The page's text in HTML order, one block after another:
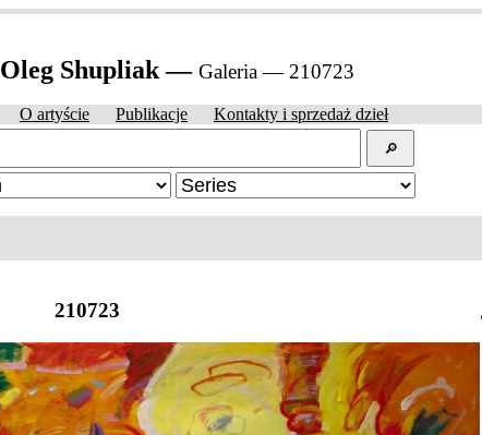
Oleg Shupliak — Galeria — 210723
O artyście Publikacje Kontakty i sprzedaż dzieł
🔎︎
210723